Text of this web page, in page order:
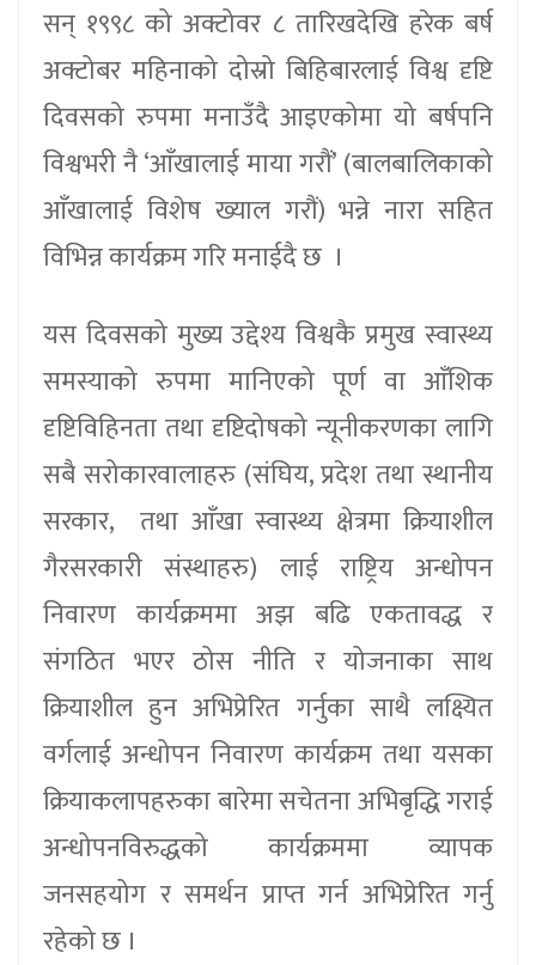
सन् १९९८ को अक्टोवर ८ तारिखदेखि हरेक बर्ष
अक्टोबर महिनाको दोस्रो बिहिबारलाई विश्व दृष्टि
दिवसको रुपमा मनाउँदै आइएकोमा यो बर्षपनि
विश्वभरी नै ‘आँखालाई माया गरौं’ (बालबालिकाको
आँखालाई विशेष ख्याल गरौं) भन्ने नारा सहित
विभिन्न कार्यक्रम गरि मनाईदै छ ।
यस दिवसको मुख्य उद्देश्य विश्वकै प्रमुख स्वास्थ्य
समस्याको रुपमा मानिएको पूर्ण वा आँशिक
दृष्टिविहिनता तथा दृष्टिदोषको न्यूनीकरणका लागि
सबै सरोकारवालाहरु (संघिय, प्रदेश तथा स्थानीय
सरकार, तथा आँखा स्वास्थ्य क्षेत्रमा क्रियाशील
गैरसरकारी संस्थाहरु) लाई राष्ट्रिय अन्धोपन
निवारण कार्यक्रममा अझ बढि एकतावद्ध र
संगठित भएर ठोस नीति र योजनाका साथ
क्रियाशील हुन अभिप्रेरित गर्नुका साथै लक्ष्यित
वर्गलाई अन्धोपन निवारण कार्यक्रम तथा यसका
क्रियाकलापहरुका बारेमा सचेतना अभिबृद्धि गराई
अन्धोपनविरुद्धको कार्यक्रममा व्यापक
जनसहयोग र समर्थन प्राप्त गर्न अभिप्रेरित गर्नु
रहेको छ ।